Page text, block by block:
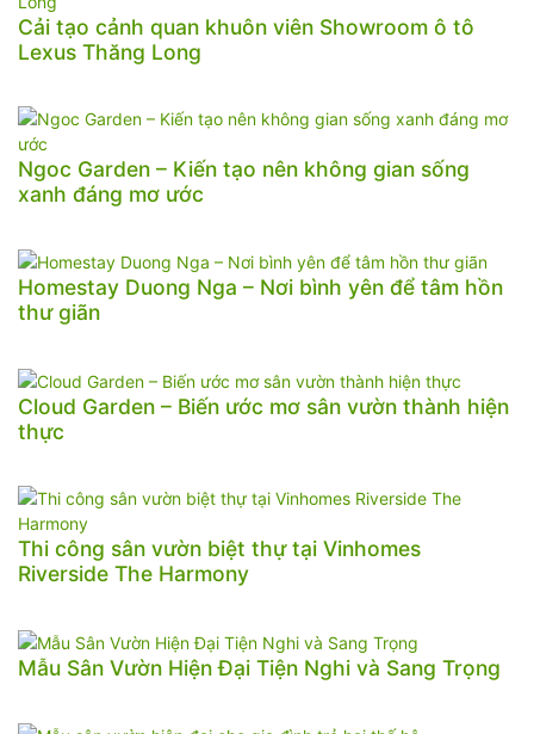
Cải tạo cảnh quan khuôn viên Showroom ô tô
Lexus Thăng Long
Ngoc Garden – Kiến tạo nên không gian sống
xanh đáng mơ ước
Homestay Duong Nga – Nơi bình yên để tâm hồn
thư giãn
Cloud Garden – Biến ước mơ sân vườn thành hiện
thực
Thi công sân vườn biệt thự tại Vinhomes
Riverside The Harmony
Mẫu Sân Vườn Hiện Đại Tiện Nghi và Sang Trọng